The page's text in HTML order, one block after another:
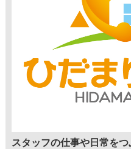
スタッフの仕事や日常を